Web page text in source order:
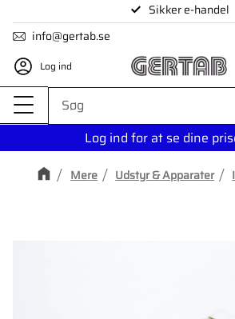
Menu
Sikker e-handel
info@gertab.se
Log ind
Log ind for at se dine
Mere Udstyr & Apparater